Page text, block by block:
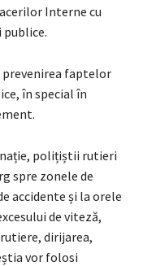
Interne cu
faptelor
în special în
polițiștii rutieri
spre zonele de
accidente și la orele
de viteză,
dirijarea,
vor folosi